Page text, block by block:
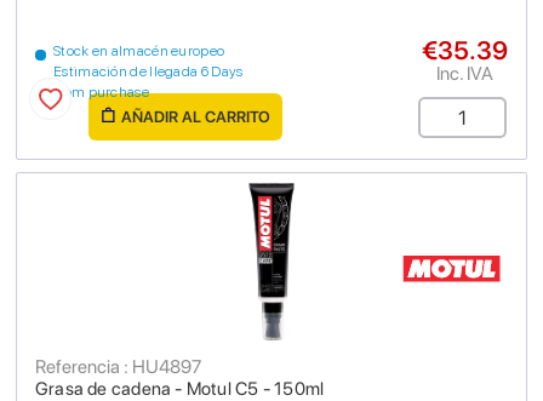
Stock en almacén europeo
Estimación de llegada 6 Days
from purchase
€35.39
Inc. IVA
AÑADIR AL CARRITO
Grasa de cadena - Motul C5 - 150ml
Referencia : HU4897